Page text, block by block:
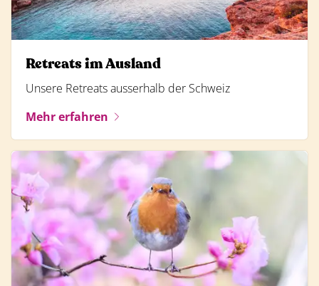
Retreats im Ausland
Unsere Retreats ausserhalb der Schweiz
Mehr erfahren